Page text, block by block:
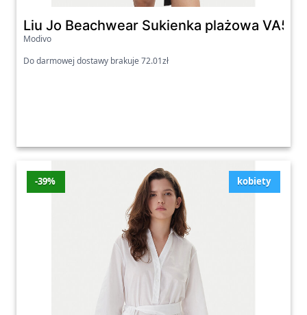
Liu Jo Beachwear Sukienka plażowa
Modivo
Do darmowej dostawy brakuje 72.01zł
kobiety
-39%